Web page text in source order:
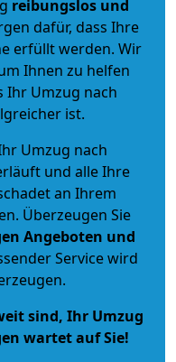
reibungslos und
dafür, dass Ihre
erfüllt werden. Wir
Ihnen zu helfen
Ihr Umzug nach
ist.
Umzug nach
und alle Ihre
an Ihrem
Überzeugen Sie
Angeboten und
Service wird
sind, Ihr Umzug
wartet auf Sie!